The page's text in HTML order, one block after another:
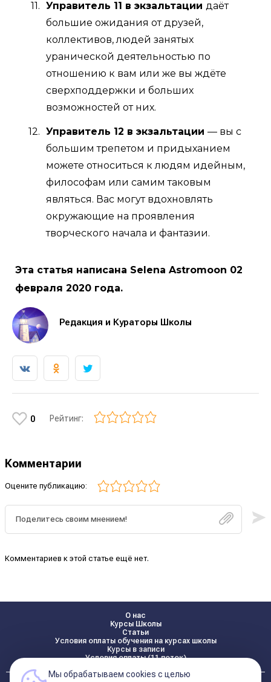
Управитель 11 в экзальтации даёт
большие ожидания от друзей,
коллективов, людей занятых
уранической деятельностью по
отношению к вам или же вы ждёте
сверхподдержки и больших
возможностей от них.
Управитель 12 в экзальтации — вы с
большим трепетом и придыханием
можете относиться к людям идейным,
философам или самим таковым
являться. Вас могут вдохновлять
окружающие на проявления
творческого начала и фантазии.
Эта статья написана Selena Astromoon 02
февраля 2020 года.
Редакция и Кураторы Школы
0 Рейтинг:
Комментарии
Оцените публикацию:
Комментариев к этой статье ещё нет.
О нас
Курсы Школы
Статьи
Условия оплаты обучения на курсах школы
Курсы в записи
Условия оплаты (11 поток)
Мы обрабатываем cookies с целью